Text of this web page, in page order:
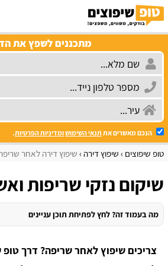
מתכננים לשפץ את
הנכם מאשרים את תנאי השימושומדיניות הפרטיות.
טופ שיפוצים שיפוץ דירה שיפוץ דירה לאחר
שיקום נזקי שריפות
מה בעמוד זה? לחץ לפתיחת תוכן עניינים
צריכים שיפוץ לאחר שריפה? דרך טופ